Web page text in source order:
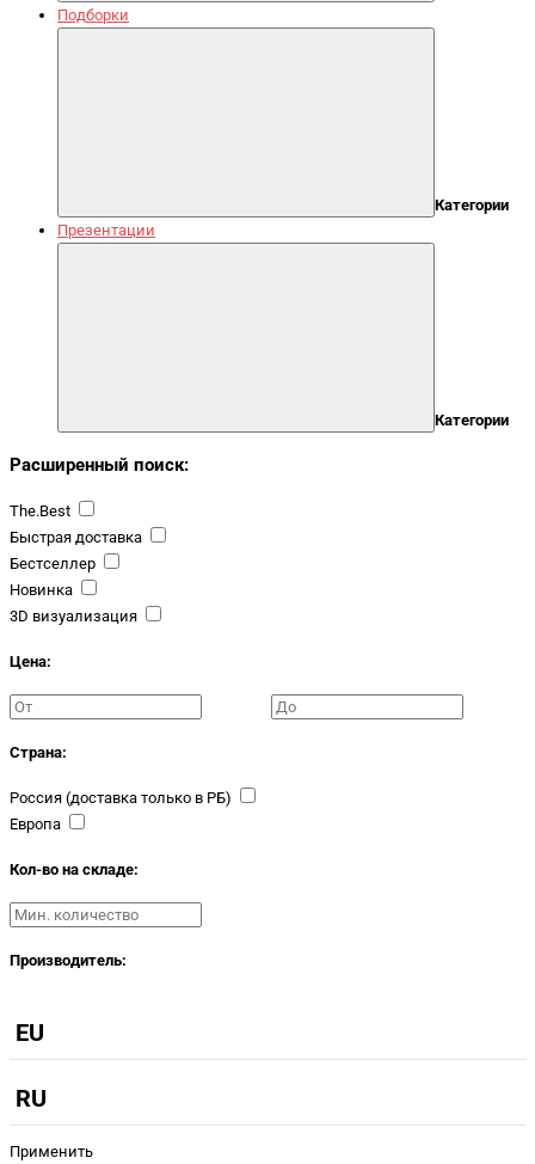
Подборки
Категории
Презентации
Категории
Расширенный поиск:
The.Best
Быстрая доставка
Бестселлер
Новинка
3D визуализация
Цена:
Страна:
Россия (доставка только в РБ)
Европа
Кол-во на складе:
Производитель:
EU
RU
Применить